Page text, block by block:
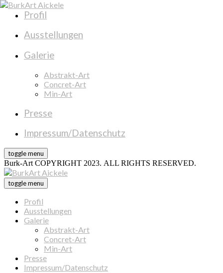
Profil
Ausstellungen
Galerie
Abstrakt-Art
Concret-Art
Min-Art
Presse
Impressum/Datenschutz
toggle menu
Burk-Art COPYRIGHT 2023. ALL RIGHTS RESERVED.
toggle menu
Profil
Ausstellungen
Galerie
Abstrakt-Art
Concret-Art
Min-Art
Presse
Impressum/Datenschutz